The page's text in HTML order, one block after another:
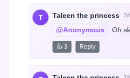
T Taleen the princess 7/
@Anonymous Oh
👍 3 Reply